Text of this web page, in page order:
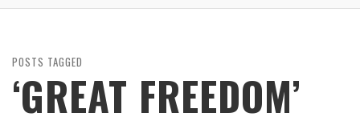
POSTS TAGGED
‘GREAT FREEDOM’